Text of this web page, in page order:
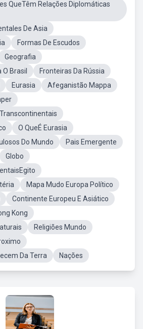
QueTêm Relações Diplomáticas
De Asia
Formas De Escudos
Geografia
Brasil
Fronteiras Da Rússia
Eurasia
Afeganistão Mappa
O QueÉ Eurasia
Do Mundo
Pais Emergente
Globo
Mapa Mudo Europa Político
Continente Europeu E Asiático
Kong
Religiões Mundo
Da Terra
Nações